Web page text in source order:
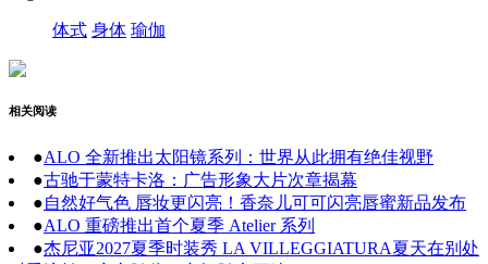
体式 身体 瑜伽
相关阅读
●ALO 全新推出太阳镜系列：世界从此拥有绝佳视野
●古驰于蒙特卡洛：广告形象大片次章揭幕
●自然好气色 唇妆更闪亮！香奈儿可可闪亮唇蜜新品发布
●ALO 重磅推出首个夏季 Atelier 系列
●杰尼亚2027夏季时装秀 LA VILLEGGIATURA夏天在别处